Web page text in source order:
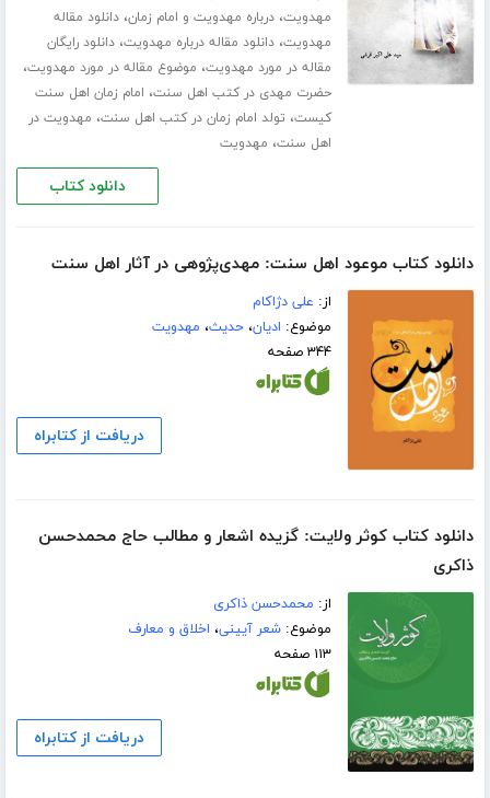
مهدویت،درباره مهدویت و امام زمان،دانلود مقاله
مهدویت،دانلود مقاله درباره مهدویت،دانلود رایگان
مقاله در مورد مهدویت، موضوع مقاله در مورد مهدویت،
حضرت مهدی در کتب اهل سنت، امام زمان اهل سنت
کیست، تولد امام زمان در کتب اهل سنت، مهدویت در
اهل سنت، مهدویت
دانلود کتاب
دانلود کتاب موعود اهل سنت: مهدی‌پژوهی در آثار اهل سنت
از: علی دژاکام
موضوع: ادیان،حدیث، مهدویت
۳۴۴ صفحه
دریافت از کتابراه
دانلود کتاب کوثر ولایت: گزیده اشعار و مطالب حاج محمدحسن
ذاکری
از: محمدحسن ذاکری
موضوع:شعر آیینی، اخلاق و معارف
۱۱۳ صفحه
دریافت از کتابراه